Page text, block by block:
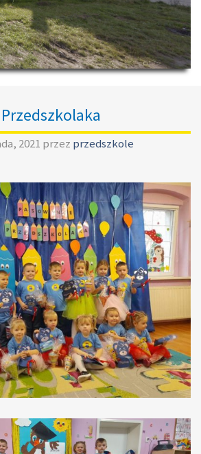
2021 przez przedszkole